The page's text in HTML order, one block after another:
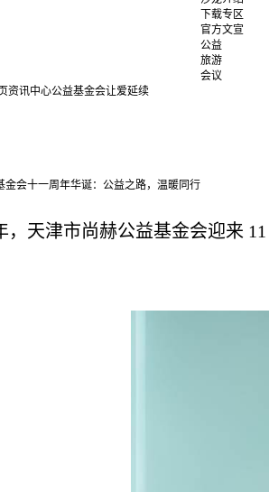
下载专区
官方文宣
公益
旅游
会议
资讯中心公益基金会让爱延续
金会十一周年华诞：公益之路，温暖同行
，天津市尚赫公益基金会迎来